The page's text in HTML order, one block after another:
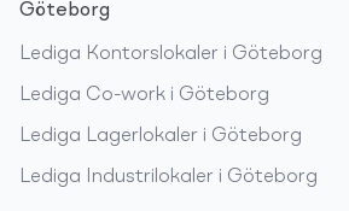
Göteborg
Lediga Kontorslokaler i Göteborg
Lediga Co-work i Göteborg
Lediga Lagerlokaler i Göteborg
Lediga Industrilokaler i Göteborg